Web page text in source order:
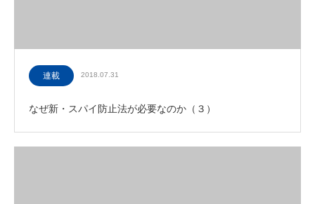
連載 2018.07.31
なぜ新・スパイ防止法が必要なのか（３）